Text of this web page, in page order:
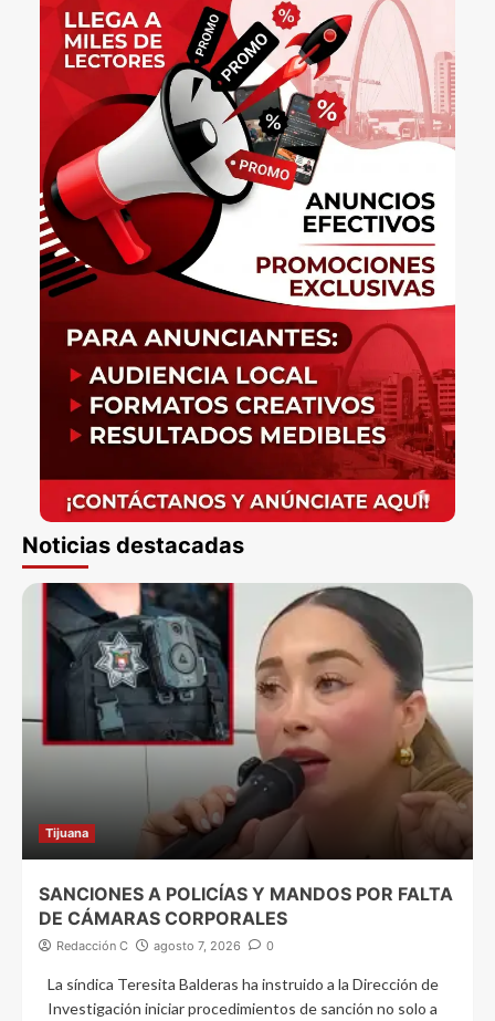
Noticias destacadas
Tijuana
SANCIONES A POLICÍAS Y MANDOS POR FALTA
DE CÁMARAS CORPORALES
Redacción C agosto 7, 2026 0
La síndica Teresita Balderas ha instruido a la Dirección de
Investigación iniciar procedimientos de sanción no solo a